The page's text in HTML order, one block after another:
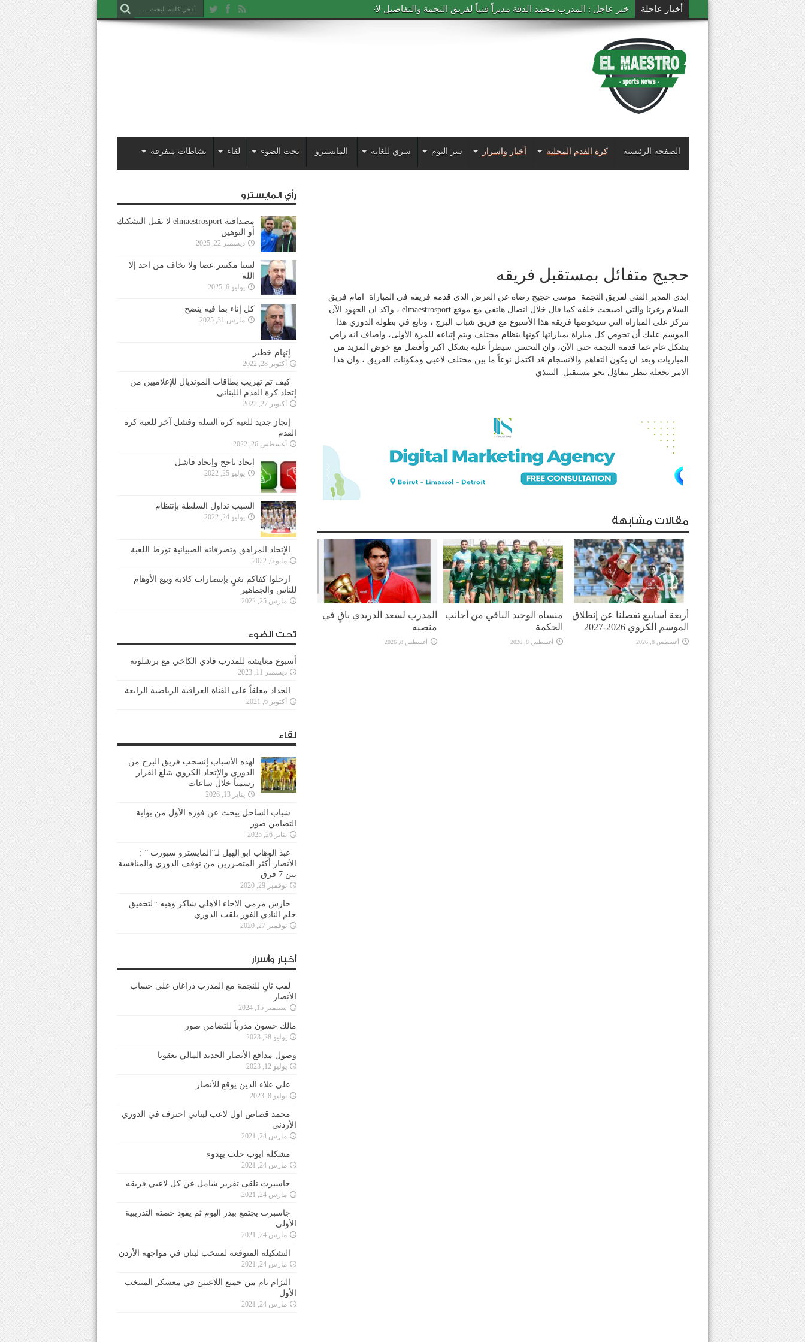
أخبار عاجلة خبر عاجل : المدرب محمد الدقة مديراً فنياً لفريق النجمة والتفاصيل لاحقاً
الصفحة الرئيسية كرة القدم المحلية أخبار واسرار سر اليوم سري للغاية المايسترو تحت الضوء لقاء نشاطات متفرقة
حجيج متفائل بمستقبل فريقه
ابدى المدير الفني لفريق النجمة موسى حجيج رضاه عن العرض الذي قدمه فريقه في المباراة امام فريق
السلام زغرتا والتي اصبحت خلفه كما قال خلال اتصال هاتفي مع موقع elmaestrosport ، واكد ان الجهود الآن
تتركز على المباراة التي سيخوضها فريقه هذا الأسبوع مع فريق شباب البرج ، وتابع في بطولة الدوري هذا
الموسم عليك أن تخوض كل مباراة بمباراتها كونها بنظام مختلف ويتم إتباعه للمرة الأولى، واضاف انه راض
بشكل عام عما قدمه النجمة حتى الآن، وان التحسن سيطرأ عليه بشكل اكبر وأفضل مع خوض المزيد من
المباريات وبعد ان يكون التفاهم والانسجام قد اكتمل نوعاً ما بين مختلف لاعبي ومكونات الفريق ، وان هذا
الامر يجعله ينظر بتفاؤل نحو مستقبل النبيذي
مقالات مشابهة
أربعة أسابيع تفصلنا عن إنطلاق
الموسم الكروي 2026-2027
أغسطس 8, 2026
منساه الوحيد الباقي من أجانب
الحكمة
أغسطس 8, 2026
المدرب لسعد الدريدي باقٍ في
منصبه
أغسطس 8, 2026
رأي المايسترو
مصداقية elmaestrosport لا تقبل التشكيك
أو التوهين
ديسمبر 22, 2025
لسنا مكسر عصا ولا نخاف من احد إلا
الله
يوليو 6, 2025
كل إناء بما فيه ينضح
مارس 31, 2025
إتهام خطير
أكتوبر 28, 2022
كيف تم تهريب بطاقات المونديال للإعلاميين من
إتحاد كرة القدم اللبناني
أكتوبر 27, 2022
إنجاز جديد للعبة كرة السلة وفشل آخر للعبة كرة
القدم
أغسطس 26, 2022
إتحاد ناجح وإتحاد فاشل
يوليو 25, 2022
السبب تداول السلطة بإنتظام
يوليو 24, 2022
الإتحاد المراهق وتصرفاته الصبيانية تورط اللعبة
مايو 6, 2022
ارحلوا كفاكم تغنٍ بإنتصارات كاذبة وبيع الأوهام
للناس والجماهير
مارس 25, 2022
تحت الضوء
أسبوع معايشة للمدرب فادي الكاخي مع برشلونة
ديسمبر 11, 2023
الحداد معلقاً على القناة العراقية الرياضية الرابعة
أكتوبر 6, 2021
لقاء
لهذه الأسباب إنسحب فريق البرج من
الدوري والإتحاد الكروي يتبلغ القرار
رسمياً خلال ساعات
يناير 13, 2026
شباب الساحل يبحث عن فوزه الأول من بوابة
التضامن صور
يناير 26, 2025
عبد الوهاب ابو الهيل لـ”المايسترو سبورت ” :
الأنصار أكثر المتضررين من توقف الدوري والمنافسة
بين 7 فرق
نوفمبر 29, 2020
حارس مرمى الاخاء الاهلي شاكر وهبه : لتحقيق
حلم النادي الفوز بلقب الدوري
نوفمبر 27, 2020
أخبار وأسرار
لقب ثانٍ للنجمة مع المدرب دراغان على حساب
الأنصار
سبتمبر 15, 2024
مالك حسون مدرباً للتضامن صور
يوليو 28, 2023
وصول مدافع الأنصار الجديد المالي يعقوبا
يوليو 12, 2023
علي علاء الدين يوقع للأنصار
يوليو 8, 2023
محمد قصاص اول لاعب لبناني احترف في الدوري
الأردني
مارس 24, 2021
مشكلة ايوب حلت بهدوء
مارس 24, 2021
جاسبرت تلقى تقرير شامل عن كل لاعبي فريقه
مارس 24, 2021
جاسبرت يجتمع ببدر اليوم ثم يقود حصته التدريبية
الأولى
مارس 24, 2021
التشكيلة المتوقعة لمنتخب لبنان في مواجهة الأردن
مارس 24, 2021
التزام تام من جميع اللاعبين في معسكر المنتخب
الأول
مارس 24, 2021